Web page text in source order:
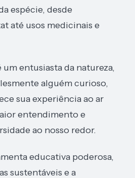
espécie, desde
até usos medicinais e
entusiasta da natureza,
alguém curioso,
sua experiência ao ar
entendimento e
ao nosso redor.
educativa poderosa,
sustentáveis e a